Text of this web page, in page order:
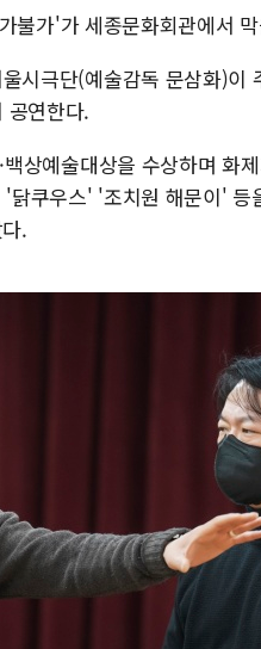
보훈부, 미 DPAA와
특정 정치인 측근 포항시
李 "해남 태양광, 대한민
李 대통령, '6시간 마라톤
트럼프, 中 겨냥 폴리실
불가'가 세종문화회관에서
시극단(예술감독 문삼화)이
공연한다.
상예술대상을 수상하며 화
쿠우스' '조치원 해문이' 등
.